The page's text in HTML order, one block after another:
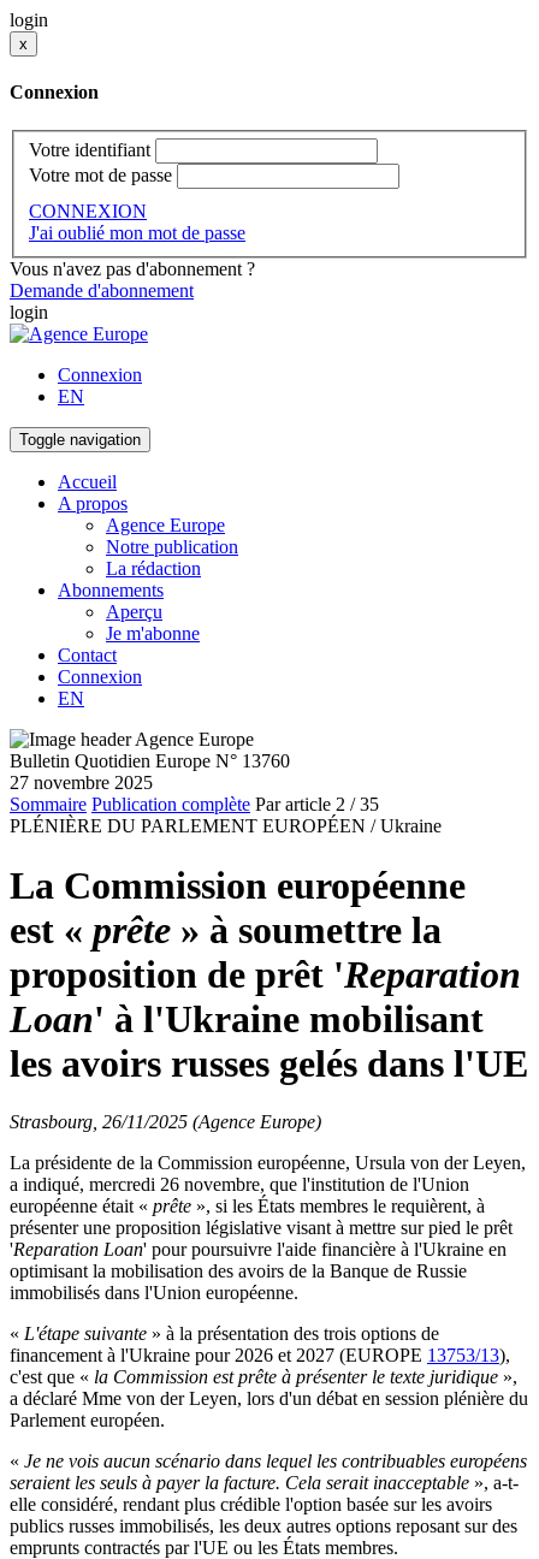
login
x
Connexion
Votre identifiant
Votre mot de passe
CONNEXION
J'ai oublié mon mot de passe
Vous n'avez pas d'abonnement ?
Demande d'abonnement
login
Connexion
EN
Toggle navigation
Accueil
A propos
Agence Europe
Notre publication
La rédaction
Abonnements
Aperçu
Je m'abonne
Contact
Connexion
EN
Bulletin Quotidien Europe N° 13760
27 novembre 2025
Sommaire Publication complète Par article 2 / 35
PLÉNIÈRE DU PARLEMENT EUROPÉEN / Ukraine
La Commission européenne
est « prête » à soumettre la
proposition de prêt 'Reparation
Loan' à l'Ukraine mobilisant
les avoirs russes gelés dans l'UE
Strasbourg, 26/11/2025 (Agence Europe)
La présidente de la Commission européenne, Ursula von der Leyen,
a indiqué, mercredi 26 novembre, que l'institution de l'Union
européenne était « prête », si les États membres le requièrent, à
présenter une proposition législative visant à mettre sur pied le prêt
'Reparation Loan' pour poursuivre l'aide financière à l'Ukraine en
optimisant la mobilisation des avoirs de la Banque de Russie
immobilisés dans l'Union européenne.
« L'étape suivante » à la présentation des trois options de
financement à l'Ukraine pour 2026 et 2027 (EUROPE 13753/13),
c'est que « la Commission est prête à présenter le texte juridique »,
a déclaré Mme von der Leyen, lors d'un débat en session plénière du
Parlement européen.
« Je ne vois aucun scénario dans lequel les contribuables européens
seraient les seuls à payer la facture. Cela serait inacceptable », a-t-
elle considéré, rendant plus crédible l'option basée sur les avoirs
publics russes immobilisés, les deux autres options reposant sur des
emprunts contractés par l'UE ou les États membres.